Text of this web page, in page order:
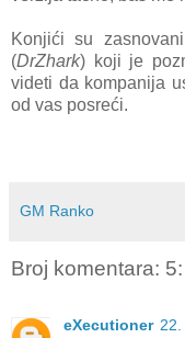
Konjići su
(DrZhark) koji je
videti da kompanija
od vas posreći.
GM Ranko
Broj komentara: 5:
eXecutioner